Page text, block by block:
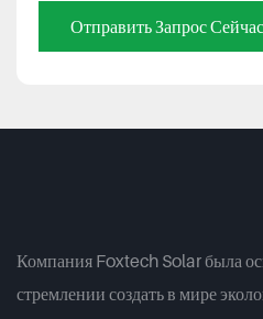
Отправить Запрос Сейчас
Компания Foxtech Solar была
стремлении создать в мире